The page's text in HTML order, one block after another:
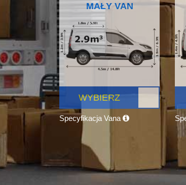
MAŁY VAN
WYBIERZ
Specyfikacja Vana